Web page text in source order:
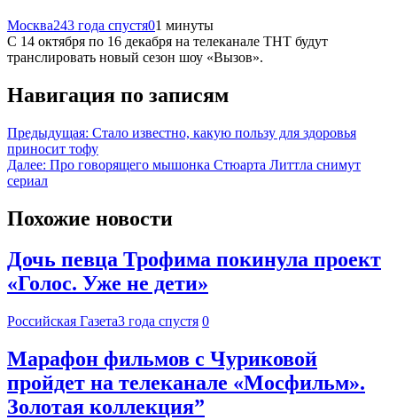
Москва243 года спустя01 минуты
С 14 октября по 16 декабря на телеканале ТНТ будут
транслировать новый сезон шоу «Вызов».
Навигация по записям
Предыдущая: Стало известно, какую пользу для здоровья
приносит тофу
Далее: Про говорящего мышонка Стюарта Литтла снимут
сериал
Похожие новости
Дочь певца Трофима покинула проект
«Голос. Уже не дети»
Российская Газета3 года спустя 0
Марафон фильмов с Чуриковой
пройдет на телеканале «Мосфильм».
Золотая коллекция”